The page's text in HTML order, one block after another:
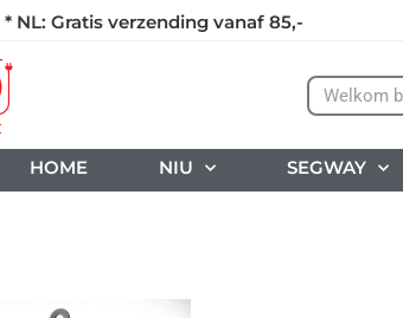
* NL: Gratis verzending vanaf 85,-
HOME NIU SEGWAY